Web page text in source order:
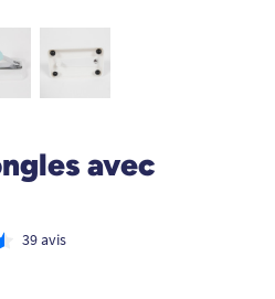
avec
39 avis